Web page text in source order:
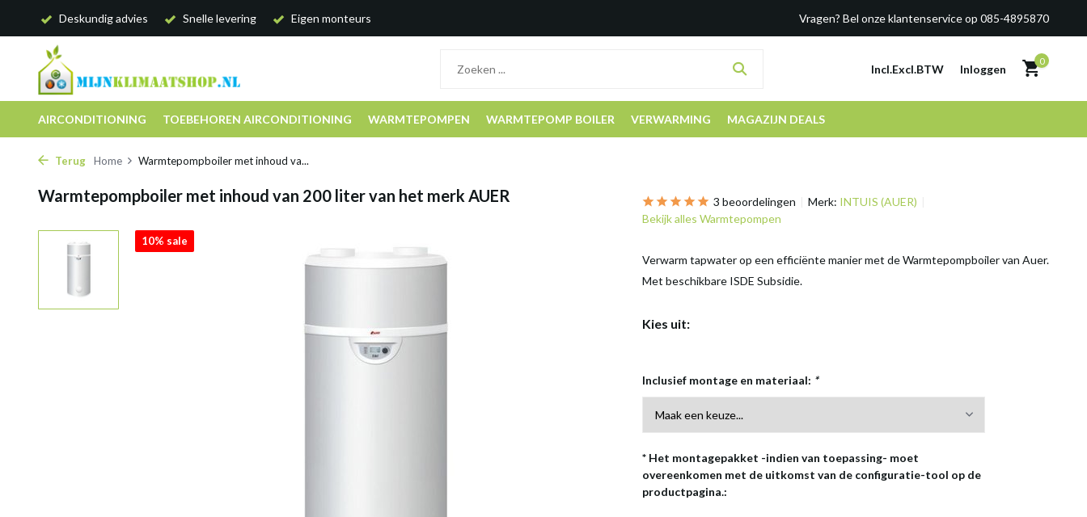
Deskundig advies Snelle levering Eigen monteurs Vragen? Bel onze klantenservice op 085-4895870
Incl.Excl.BTW Inloggen
0
AIRCONDITIONING TOEBEHOREN AIRCONDITIONING WARMTEPOMPEN WARMTEPOMP BOILER VERWARMING MAGAZIJN DEALS
Terug Home Warmtepompboiler met inhoud va...
Warmtepompboiler met inhoud van 200 liter van het merk AUER
10% sale
3 beoordelingen Merk: INTUIS (AUER)
Bekijk alles Warmtepompen
Verwarm tapwater op een efficiënte manier met de Warmtepompboiler van Auer.
Met beschikbare ISDE Subsidie.
Kies uit:
Inclusief montage en materiaal: *
* Het montagepakket -indien van toepassing- moet
overeenkomen met de uitkomst van de configuratie-tool op de
productpagina.: